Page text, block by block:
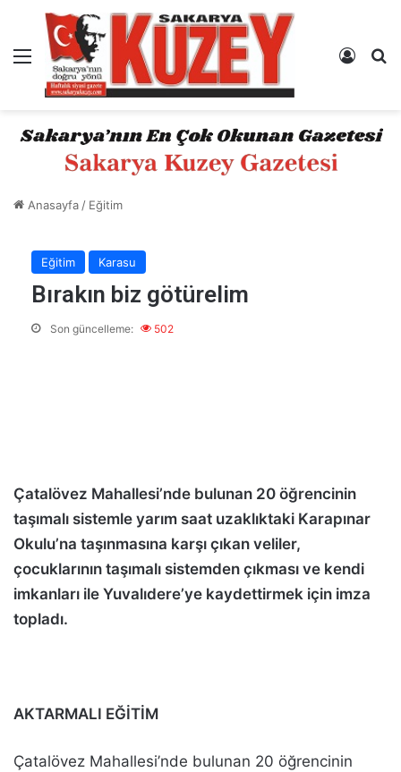
Menü Kayıt
Anasayfa/ Eğitim
Eğitim Karasu
Bırakın biz götürelim
Son güncelleme: 502
Çatalövez Mahallesi’nde bulunan 20 öğrencinin
taşımalı sistemle yarım saat uzaklıktaki Karapınar
Okulu’na taşınmasına karşı çıkan veliler,
çocuklarının taşımalı sistemden çıkması ve kendi
imkanları ile Yuvalıdere’ye kaydettirmek için imza
topladı.
AKTARMALI EĞİTİM
Çatalövez Mahallesi’nde bulunan 20 öğrencinin